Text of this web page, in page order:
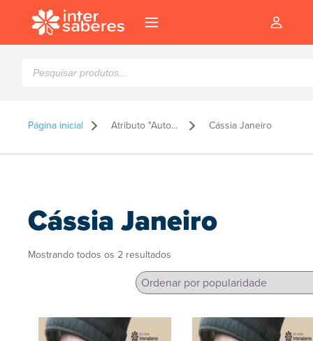
produtos
Página inicial Atributo "Autor" de produto Cássia Janeiro
Cássia Janeiro
Mostrando todos os 2 resultados
popularidade